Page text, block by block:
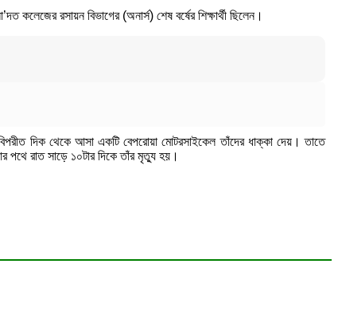
কলেজের রসায়ন বিভাগের (অনার্স) শেষ বর্ষের শিক্ষার্থী ছিলেন।
দিক থেকে আসা একটি বেপরোয়া মোটরসাইকেল তাঁদের ধাক্কা দেয়। তাতে
পথে রাত সাড়ে ১০টার দিকে তাঁর মৃত্যু হয়।